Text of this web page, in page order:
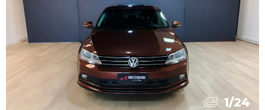
1/24